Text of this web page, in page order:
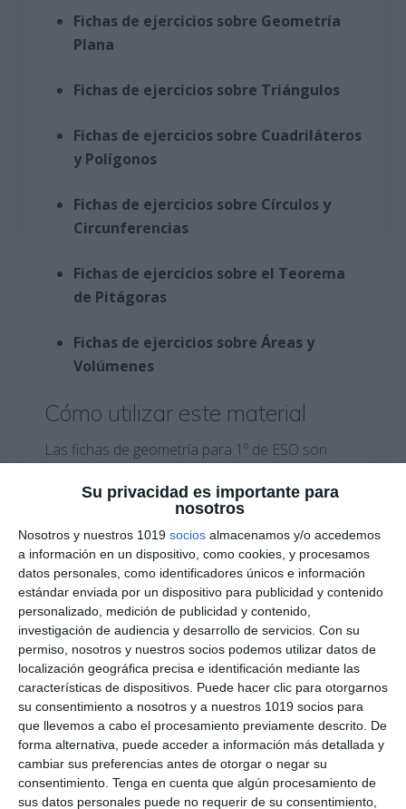
Su privacidad es importante para
nosotros
Nosotros y nuestros 1019 socios almacenamos y/o accedemos
a información en un dispositivo, como cookies, y procesamos
datos personales, como identificadores únicos e información
estándar enviada por un dispositivo para publicidad y contenido
personalizado, medición de publicidad y contenido,
investigación de audiencia y desarrollo de servicios. Con su
permiso, nosotros y nuestros socios podemos utilizar datos de
localización geográfica precisa e identificación mediante las
características de dispositivos. Puede hacer clic para otorgarnos
su consentimiento a nosotros y a nuestros 1019 socios para
que llevemos a cabo el procesamiento previamente descrito. De
forma alternativa, puede acceder a información más detallada y
cambiar sus preferencias antes de otorgar o negar su
consentimiento. Tenga en cuenta que algún procesamiento de
sus datos personales puede no requerir de su consentimiento,
Fichas de ejercicios sobre Geometría
Plana
Fichas de ejercicios sobre Triángulos
Fichas de ejercicios sobre Cuadriláteros
y Polígonos
Fichas de ejercicios sobre Círculos y
Circunferencias
Fichas de ejercicios sobre el Teorema
de Pitágoras
Fichas de ejercicios sobre Áreas y
Volúmenes
Cómo utilizar este material
Las fichas de geometría para 1º de ESO son
con ejercicios prácticos, reforzar lo aprendido
mediante problemas y comprobar la
comprensión de los contenidos. Se pueden usar
tanto en clase como en casa, y también como
preparación para exámenes.
DESCARGA AL FINAL
EL PDF